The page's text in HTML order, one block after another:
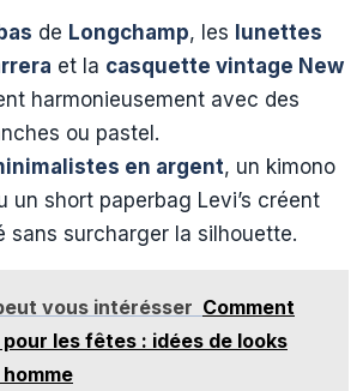
de Longchamp, les lunettes
et la casquette vintage New
harmonieusement avec des
ou pastel.
en argent, un kimono
un short paperbag Levi’s créent
sans surcharger la silhouette.
vous intérésser Comment
pour les fêtes : idées de looks